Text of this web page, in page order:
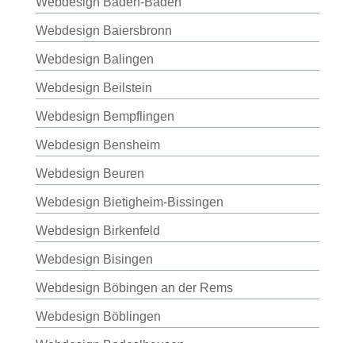
Webdesign Baiersbronn
Webdesign Balingen
Webdesign Beilstein
Webdesign Bempflingen
Webdesign Bensheim
Webdesign Beuren
Webdesign Bietigheim-Bissingen
Webdesign Birkenfeld
Webdesign Bisingen
Webdesign Böbingen an der Rems
Webdesign Böblingen